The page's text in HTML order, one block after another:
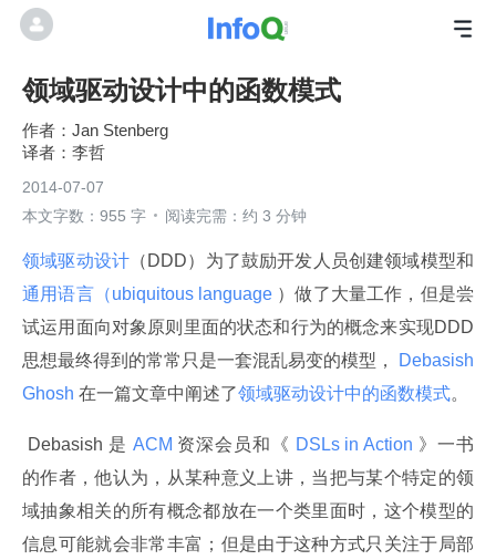
领域驱动设计中的函数模式
Jan Stenberg
李哲
2014-07-07
本文字数：955 字
阅读完需：约 3 分钟
领域驱动设计 （DDD）为了鼓励开发人员创建领域模型和
通用语言（ubiquitous language ）做了大量工作，但是尝
试运用面向对象原则里面的状态和行为的概念来实现DDD
思想最终得到的常常只是一套混乱易变的模型，
Debasish
Ghosh 在一篇文章中阐述了领域驱动设计中的函数模式。
Debasish 是 ACM 资深会员和《 DSLs in Action 》一书
的作者，他认为，从某种意义上讲，当把与某个特定的领
域抽象相关的所有概念都放在一个类里面时，这个模型的
信息可能就会非常丰富；但是由于这种方式只关注于局部